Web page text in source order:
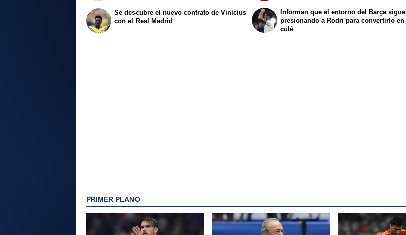
Se descubre el nuevo contrato de Vinicius
con el Real Madrid
Informan que el entorno del Barça sigue
presionando a Rodri para convertirlo en
culé
PRIMER PLANO